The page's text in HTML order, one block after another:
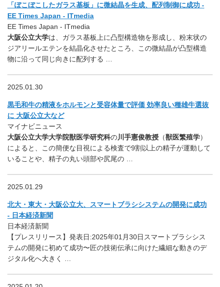
「ぼこぼこしたガラス基板」に微結晶を生成、配列制御に成功 -
EE Times Japan - ITmedia
EE Times Japan - ITmedia
大阪公立大学は、ガラス基板上に凸型構造物を形成し、粉末状の
ジアリールエテンを結晶化させたところ、この微結晶が凸型構造
物に沿って同じ向きに配列する …
2025.01.30
黒毛和牛の精液をホルモンと受容体量で評価 効率良い種雄牛選抜
に 大阪公立大など
マイナビニュース
大阪公立大学大学院獣医学研究科の川手憲俊教授 （獣医繁殖学）
によると、この簡便な目視による検査で9割以上の精子が運動して
いることや、精子の丸い頭部や尻尾の …
2025.01.29
北大・東大・大阪公立大、スマートブラシシステムの開発に成功
- 日本経済新聞
日本経済新聞
【プレスリリース】発表日:2025年01月30日スマートブラシシス
テムの開発に初めて成功〜匠の技術伝承に向けた繊細な動きのデ
ジタル化へ大きく …